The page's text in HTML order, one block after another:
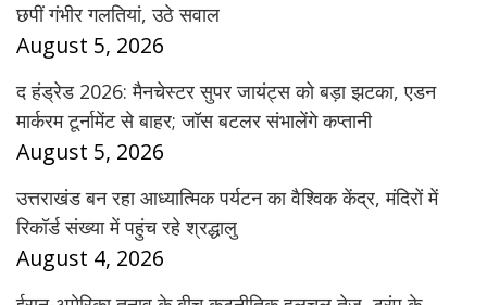
छपीं गंभीर गलतियां, उठे सवाल
August 5, 2026
द हंड्रेड 2026: मैनचेस्टर सुपर जायंट्स को बड़ा झटका, एडन
मार्करम टूर्नामेंट से बाहर; जॉस बटलर संभालेंगे कप्तानी
August 5, 2026
उत्तराखंड बन रहा आध्यात्मिक पर्यटन का वैश्विक केंद्र, मंदिरों में
रिकॉर्ड संख्या में पहुंच रहे श्रद्धालु
August 4, 2026